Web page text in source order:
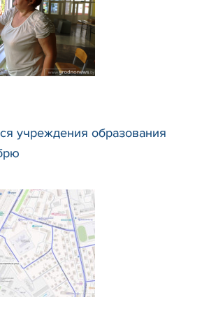
учреждения образования